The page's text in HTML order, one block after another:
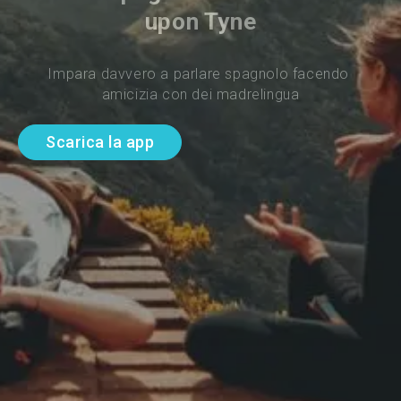
upon Tyne
Impara davvero a parlare spagnolo facendo
amicizia con dei madrelingua
Scarica la app